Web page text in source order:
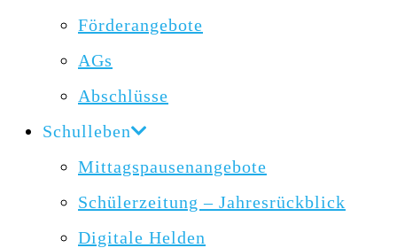
Förderangebote
AGs
Abschlüsse
Schulleben
Mittagspausenangebote
Schülerzeitung – Jahresrückblick
Digitale Helden